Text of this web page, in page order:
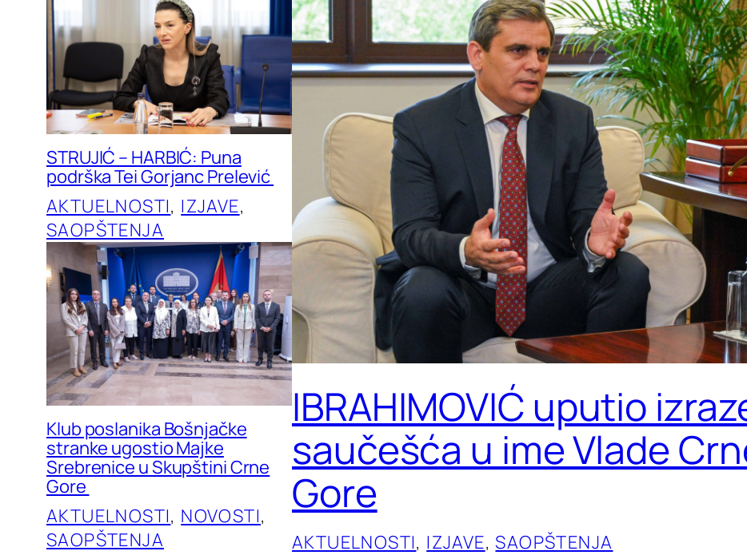
STRUJIĆ – HARBIĆ: Puna
podrška Tei Gorjanc Prelević
AKTUELNOSTI, IZJAVE
SAOPŠTENJA
Klub poslanika Bošnjačke
stranke ugostio Majke
Srebrenice u Skupštini Crne
Gore
AKTUELNOSTI, NOVOSTI
SAOPŠTENJA
IBRAHIMOVIĆ uputio
saučešća u ime Vlade
Gore
AKTUELNOSTI, IZJAVE, SAOPŠTENJA